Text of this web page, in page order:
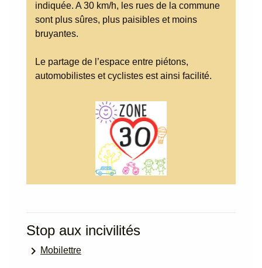
indiquée. A 30 km/h, les rues de la commune
sont plus sûres, plus paisibles et moins
bruyantes.
Le partage de l’espace entre piétons,
automobilistes et cyclistes est ainsi facilité.
Stop aux incivilités
keyboard_arrow_right Mobilettre